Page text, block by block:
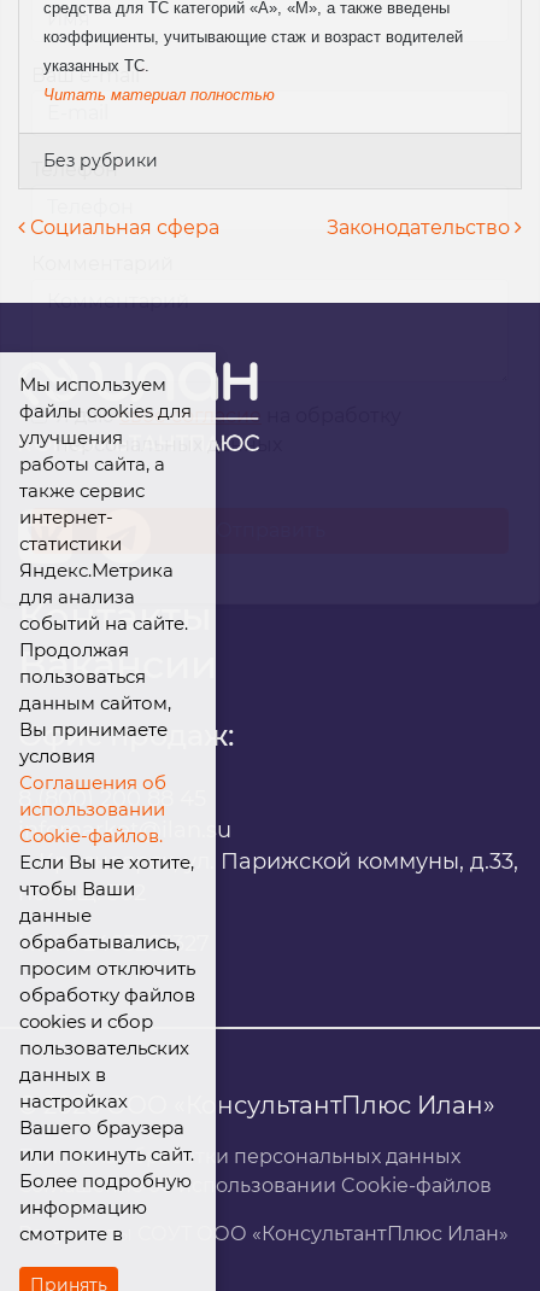
средства для ТС категорий «A», «M», а также введены
коэффициенты, учитывающие стаж и возраст водителей
указанных ТС.
Читать материал полностью
Без рубрики
Навигация по записям
Социальная сфера Законодательство
Контакты
Вакансии
Офис продаж:
infomarket@ilan.su
г. Красноярск, ул. Парижской коммуны, д.33,
помещ. 302
ИНН: 2465263327
© 2026 ООО «КонсультантПлюс Илан»
Политика обработки персональных данных
Соглашение об использовании Cookie-файлов
Результаты СОУТ ООО «КонсультантПлюс Илан»
Ваш e-mail*
Телефон*
Я даюсвое согласие
персональных данных
Мы используем
файлы cookies для
улучшения
работы сайта, а
также сервис
интернет-
статистики
Яндекс.Метрика
для анализа
событий на сайте.
Продолжая
пользоваться
данным сайтом,
Вы принимаете
условия
Соглашения об
использовании
Cookie-файлов.
Если Вы не хотите,
чтобы Ваши
данные
обрабатывались,
просим отключить
обработку файлов
cookies и сбор
пользовательских
данных в
настройках
Вашего браузера
или покинуть сайт.
Более подробную
информацию
смотрите в
Принять